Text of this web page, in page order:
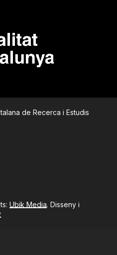
de Recerca i Estudis
Ubik Media. Disseny i